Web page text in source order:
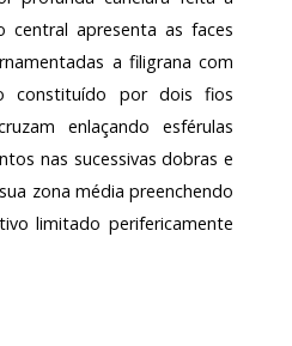
central apresenta as faces
a filigrana com
constituído por dois fios
enlaçando esférulas
nas sucessivas dobras e
zona média preenchendo
limitado perifericamente